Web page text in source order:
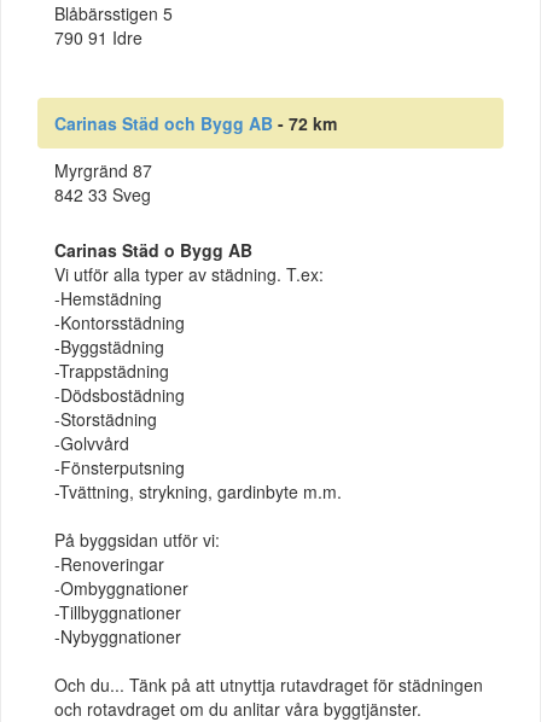
Blåbärsstigen 5
790 91 Idre
Carinas Städ och Bygg AB - 72 km
Myrgränd 87
842 33 Sveg
Carinas Städ o Bygg AB
Vi utför alla typer av städning. T.ex:
-Hemstädning
-Kontorsstädning
-Byggstädning
-Trappstädning
-Dödsbostädning
-Storstädning
-Golvvård
-Fönsterputsning
-Tvättning, strykning, gardinbyte m.m.
På byggsidan utför vi:
-Renoveringar
-Ombyggnationer
-Tillbyggnationer
-Nybyggnationer
Och du... Tänk på att utnyttja rutavdraget för städningen
och rotavdraget om du anlitar våra byggtjänster.